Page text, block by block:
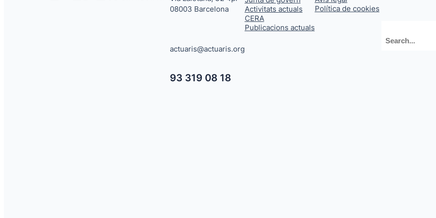
08003 Barcelona
actuaris@actuaris.org
93 319 08 18
Activitats actuals
CERA
Publicacions actuals
Política de cookies